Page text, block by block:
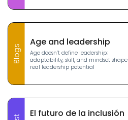
Age and leadership
Age doesn’t define leadership;
adaptability, skill, and mindset shape
real leadership potential
El futuro de la inclusión